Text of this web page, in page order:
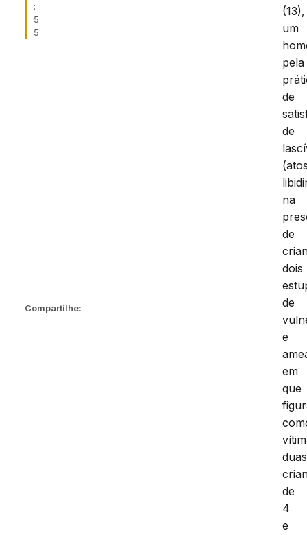
:
5
5
Compartilhe:
(13),
um
pela
de
de
na
de
dois
de
e
em
que
duas
de
4
e